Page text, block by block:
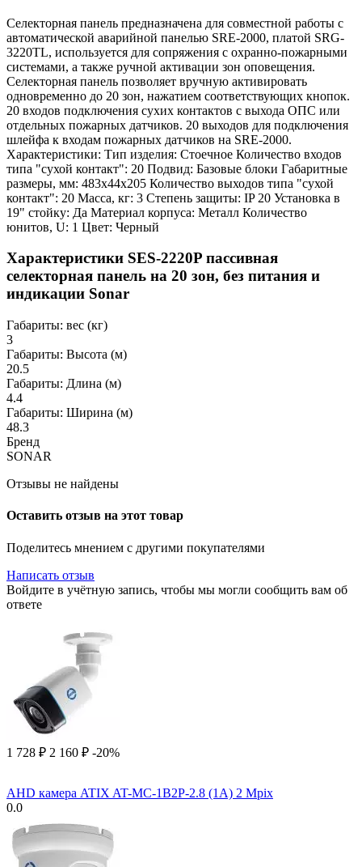
Селекторная панель предназначена для совместной работы с
автоматической аварийной панелью SRE-2000, платой SRG-
3220TL, используется для сопряжения с охранно-пожарными
системами, а также ручной активации зон оповещения.
Селекторная панель позволяет вручную активировать
одновременно до 20 зон, нажатием соответствующих кнопок.
20 входов подключения сухих контактов с выхода ОПС или
отдельных пожарных датчиков. 20 выходов для подключения
шлейфа к входам пожарных датчиков на SRE-2000.
Характеристики: Тип изделия: Стоечное Количество входов
типа "сухой контакт": 20 Подвид: Базовые блоки Габаритные
размеры, мм: 483х44х205 Количество выходов типа "сухой
контакт": 20 Масса, кг: 3 Степень защиты: IP 20 Установка в
19" стойку: Да Материал корпуса: Металл Количество
юнитов, U: 1 Цвет: Черный
Характеристики SES-2220P пассивная
селекторная панель на 20 зон, без питания и
индикации Sonar
Габариты: вес (кг)
3
Габариты: Высота (м)
20.5
Габариты: Длина (м)
4.4
Габариты: Ширина (м)
48.3
Бренд
SONAR
Отзывы не найдены
Оставить отзыв на этот товар
Поделитесь мнением с другими покупателями
Написать отзыв
Войдите в учётную запись, чтобы мы могли сообщить вам об
ответе
1 728 ₽ 2 160 ₽ -20%
AHD камера ATIX AT-MC-1B2P-2.8 (1A) 2 Mpix
0.0